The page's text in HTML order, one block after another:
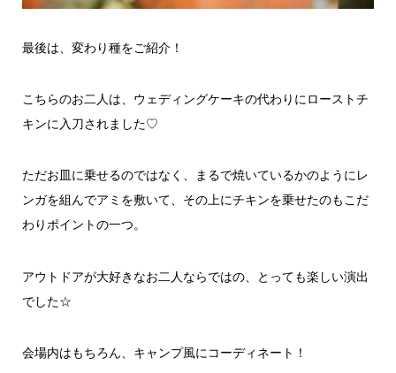
最後は、変わり種をご紹介！
こちらのお二人は、ウェディングケーキの代わりにローストチ
キンに入刀されました♡
ただお皿に乗せるのではなく、まるで焼いているかのようにレ
ンガを組んでアミを敷いて、その上にチキンを乗せたのもこだ
わりポイントの一つ。
アウトドアが大好きなお二人ならではの、とっても楽しい演出
でした☆
会場内はもちろん、キャンプ風にコーディネート！